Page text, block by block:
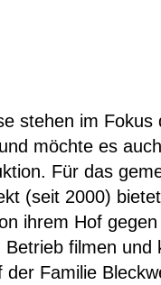
stehen im Fokus
möchte es
Für das
(seit 2000)
ihrem Hof gegen
filmen und
der Familie